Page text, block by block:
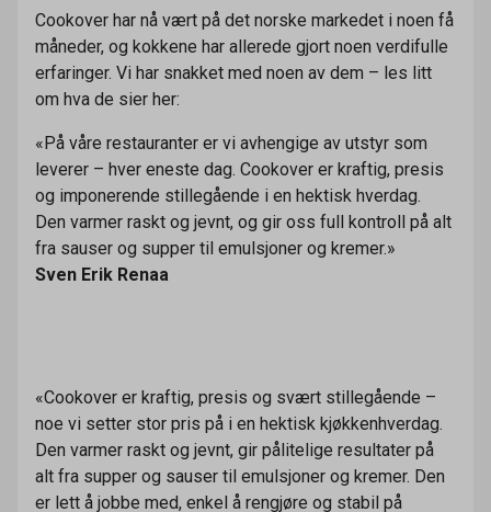
Cookover har nå vært på det norske markedet i noen få
måneder, og kokkene har allerede gjort noen verdifulle
erfaringer. Vi har snakket med noen av dem – les litt
om hva de sier her:
«På våre restauranter er vi avhengige av utstyr som
leverer – hver eneste dag. Cookover er kraftig, presis
og imponerende stillegående i en hektisk hverdag.
Den varmer raskt og jevnt, og gir oss full kontroll på alt
fra sauser og supper til emulsjoner og kremer.»
Sven Erik Renaa
«Cookover er kraftig, presis og svært stillegående –
noe vi setter stor pris på i en hektisk kjøkkenhverdag.
Den varmer raskt og jevnt, gir pålitelige resultater på
alt fra supper og sauser til emulsjoner og kremer. Den
er lett å jobbe med, enkel å rengjøre og stabil på